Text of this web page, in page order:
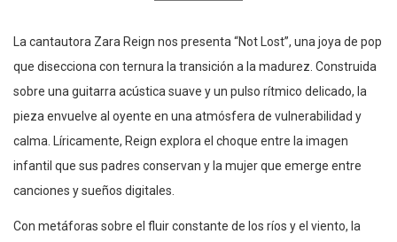
La cantautora Zara Reign nos presenta “Not Lost”, una joya de pop
que disecciona con ternura la transición a la madurez. Construida
sobre una guitarra acústica suave y un pulso rítmico delicado, la
pieza envuelve al oyente en una atmósfera de vulnerabilidad y
calma. Líricamente, Reign explora el choque entre la imagen
infantil que sus padres conservan y la mujer que emerge entre
canciones y sueños digitales.
Con metáforas sobre el fluir constante de los ríos y el viento, la